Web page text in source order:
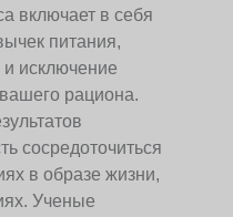
включает в себя
питания,
исключение
рациона.
сосредоточиться
в образе жизни,
Ученые